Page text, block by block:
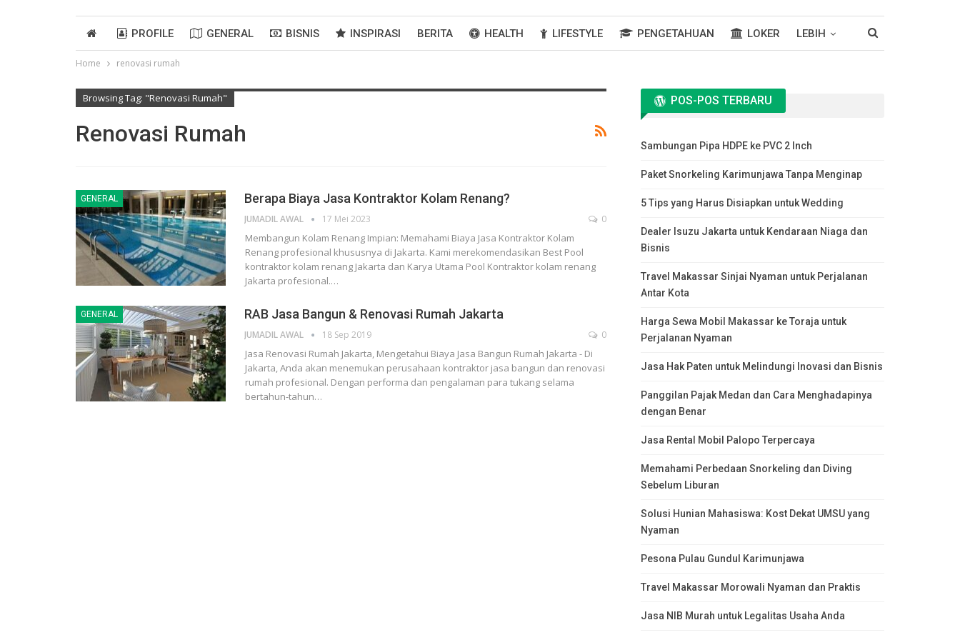
PROFILE GENERAL BISNIS INSPIRASI BERITA HEALTH LIFESTYLE PENGETAHUAN LOKER LEBIH
Home renovasi rumah
Browsing Tag: "renovasi Rumah"
Renovasi Rumah
GENERAL Berapa Biaya Jasa Kontraktor Kolam Renang?
JUMADIL AWAL 17 Mei 2023 0
Membangun Kolam Renang Impian: Memahami Biaya Jasa Kontraktor Kolam
Renang profesional khususnya di Jakarta. Kami merekomendasikan Best Pool
kontraktor kolam renang Jakarta dan Karya Utama Pool Kontraktor kolam renang
Jakarta profesional.…
GENERAL RAB Jasa Bangun & Renovasi Rumah Jakarta
JUMADIL AWAL 18 Sep 2019 0
Jasa Renovasi Rumah Jakarta, Mengetahui Biaya Jasa Bangun Rumah Jakarta - Di
Jakarta, Anda akan menemukan perusahaan kontraktor jasa bangun dan renovasi
rumah profesional. Dengan performa dan pengalaman para tukang selama
bertahun-tahun…
POS-POS TERBARU
Sambungan Pipa HDPE ke PVC 2 Inch
Paket Snorkeling Karimunjawa Tanpa Menginap
5 Tips yang Harus Disiapkan untuk Wedding
Dealer Isuzu Jakarta untuk Kendaraan Niaga dan
Bisnis
Travel Makassar Sinjai Nyaman untuk Perjalanan
Antar Kota
Harga Sewa Mobil Makassar ke Toraja untuk
Perjalanan Nyaman
Jasa Hak Paten untuk Melindungi Inovasi dan Bisnis
Panggilan Pajak Medan dan Cara Menghadapinya
dengan Benar
Jasa Rental Mobil Palopo Terpercaya
Memahami Perbedaan Snorkeling dan Diving
Sebelum Liburan
Solusi Hunian Mahasiswa: Kost Dekat UMSU yang
Nyaman
Pesona Pulau Gundul Karimunjawa
Travel Makassar Morowali Nyaman dan Praktis
Jasa NIB Murah untuk Legalitas Usaha Anda